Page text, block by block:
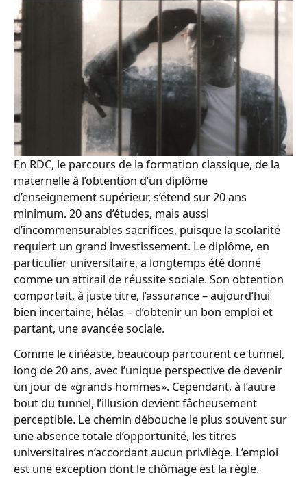
En RDC, le parcours de la formation classique, de la
maternelle à l’obtention d’un diplôme
d’enseignement supérieur, s’étend sur 20 ans
minimum. 20 ans d’études, mais aussi
d’incommensurables sacrifices, puisque la scolarité
requiert un grand investissement. Le diplôme, en
particulier universitaire, a longtemps été donné
comme un attirail de réussite sociale. Son obtention
comportait, à juste titre, l’assurance – aujourd’hui
bien incertaine, hélas – d’obtenir un bon emploi et
partant, une avancée sociale.
Comme le cinéaste, beaucoup parcourent ce tunnel,
long de 20 ans, avec l’unique perspective de devenir
un jour de «grands hommes». Cependant, à l’autre
bout du tunnel, l’illusion devient fâcheusement
perceptible. Le chemin débouche le plus souvent sur
une absence totale d’opportunité, les titres
universitaires n’accordant aucun privilège. L’emploi
est une exception dont le chômage est la règle.